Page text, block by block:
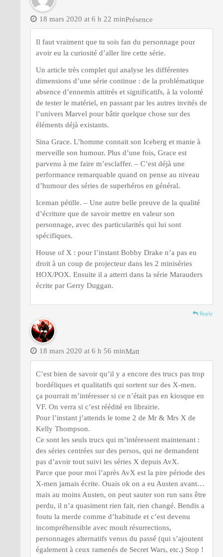
Présence
18 mars 2020 at 6 h 22 min
Il faut vraiment que tu sois fan du personnage pour
avoir eu la curiosité d’aller lire cette série.
Un article très complet qui analyse les différentes
dimensions d’une série continue : de la problématique
absence d’ennemis attitrés et significatifs, à la volonté
de tester le matériel, en passant par les autres invités de
l’univers Marvel pour bâtir quelque chose sur des
éléments déjà existants.
Sina Grace. L’homme connait son Iceberg et manie à
merveille son humour. Plus d’une fois, Grace est
parvenu à me faire m’esclaffer. – C’est déjà une
performance remarquable quand on pense au niveau
d’humour des séries de superhéros en général.
Iceman pétille. – Une autre belle preuve de la qualité
d’écriture que de savoir mettre en valeur son
personnage, avec des particularités qui lui sont
spécifiques.
House of X : pour l’instant Bobby Drake n’a pas eu
droit à un coup de projecteur dans les 2 miniséries
HOX/POX. Ensuite il a atterri dans la série Marauders
écrite par Gerry Duggan.
Reply
Matt
18 mars 2020 at 6 h 56 min
C’est bien de savoir qu’il y a encore des trucs pas trop
bordéliques et qualitatifs qui sortent sur des X-men.
ça pourrait m’intéresser si ce n’était pas en kiosque en
VF. On verra si c’est réédité en librairie.
Pour l’instant j’attends le tome 2 de Mr & Mrs X de
Kelly Thompson.
Ce sont les seuls trucs qui m’intéressent maintenant :
des séries centrées sur des persos, qui ne demandent
pas d’avoir tout suivi les séries X depuis AvX.
Parce que pour moi l’après AvX est la pire période des
X-men jamais écrite. Ouais ok on a eu Austen avant…
mais au moins Austen, on peut sauter son run sans être
perdu, il n’a quasiment rien fait, rien changé. Bendis a
foutu la merde comme d’habitude et c’est devenu
incompréhensible avec moult résurrections,
personnages alternatifs venus du passé (qui s’ajoutent
également à ceux ramenés de Secret Wars, etc.) Stop !